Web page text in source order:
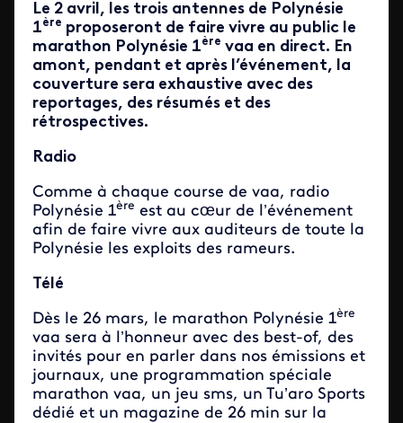
Le 2 avril, les trois antennes de Polynésie
1ère proposeront de faire vivre au public le
marathon Polynésie 1ère vaa en direct. En
amont, pendant et après l’événement, la
couverture sera exhaustive avec des
reportages, des résumés et des
rétrospectives.
Radio
Comme à chaque course de vaa, radio
Polynésie 1ère est au cœur de l’événement
afin de faire vivre aux auditeurs de toute la
Polynésie les exploits des rameurs.
Télé
Dès le 26 mars, le marathon Polynésie 1ère
vaa sera à l’honneur avec des best-of, des
invités pour en parler dans nos émissions et
journaux, une programmation spéciale
marathon vaa, un jeu sms, un Tu’aro Sports
dédié et un magazine de 26 min sur la